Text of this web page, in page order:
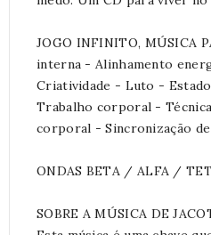
JOGO INFINITO, MÚSICA
interna - Alinhamento
Criatividade - Luto -
Trabalho corporal -
corporal - Sincronização
ONDAS BETA / ALFA /
SOBRE A MÚSICA DE